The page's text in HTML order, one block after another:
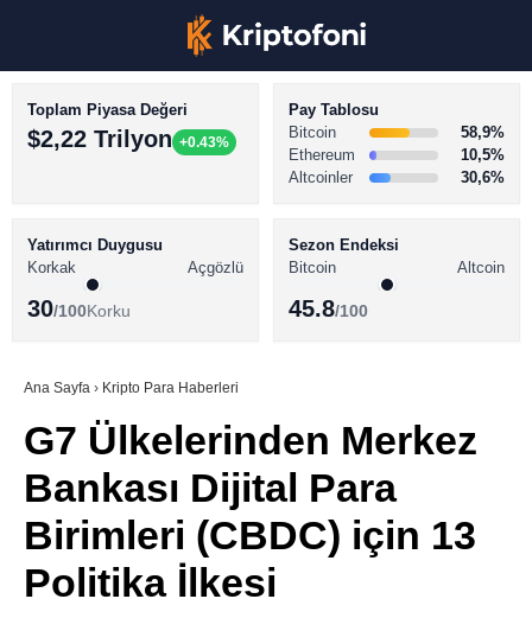
Youtube
TikTok
Pinterest
BİTCOİN HABERLERİ
ALTCOİN HABERLERİ
SÖZLÜK
Toplam Piyasa Değeri
$2,22 Trilyon +0.43%
Pay Tablosu
Bitcoin
58,9%
Ethereum
10,5%
Altcoinler
30,6%
Yatırımcı Duygusu
Korkak
Açgözlü
30/100Korku
Sezon Endeksi
Bitcoin
Altcoin
45.8/100
Ana Sayfa › Kripto Para Haberleri
G7 Ülkelerinden Merkez
Bankası Dijital Para
Birimleri (CBDC) için 13
Politika İlkesi